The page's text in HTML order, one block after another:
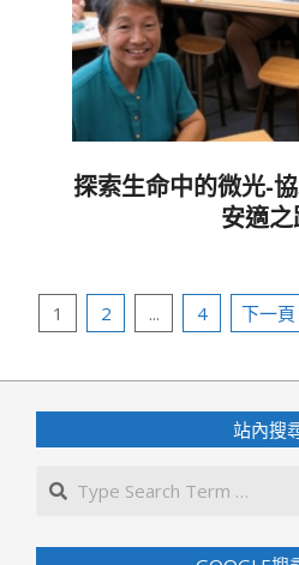
探索生命中的微光-
安適
文
分
頁
1 2 ... 4 下一頁
站內搜